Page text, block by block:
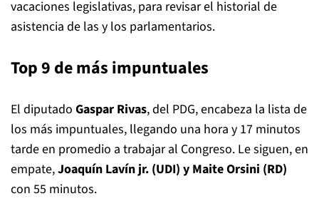
vacaciones legislativas, para revisar el historial de
asistencia de las y los parlamentarios.
Top 9 de más impuntuales
El diputado Gaspar Rivas, del PDG, encabeza la lista de
los más impuntuales, llegando una hora y 17 minutos
tarde en promedio a trabajar al Congreso. Le siguen, en
empate,Joaquín Lavín jr. (UDI) y Maite Orsini (RD)
con 55 minutos.